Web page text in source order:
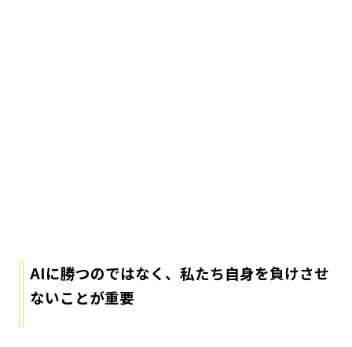
AIに勝つのではなく、私たち自身を負けさせ
ないことが重要